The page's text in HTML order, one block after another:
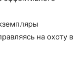
на охоту в